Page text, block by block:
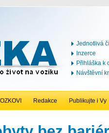
Jednotlivá
Inzerce
Přihláška k
Návštěvní
Redakce Publikujte i Vy